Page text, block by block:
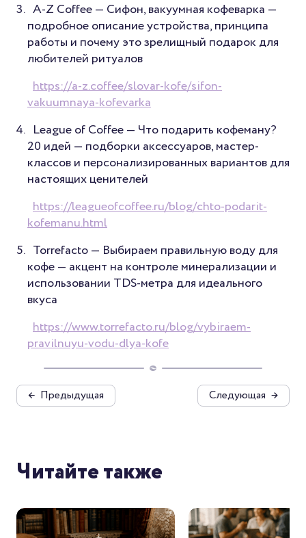
A-Z Coffee — Сифон, вакуумная кофеварка —
подробное описание устройства, принципа
работы и почему это зрелищный подарок для
любителей ритуалов
https://a-z.coffee/slovar-kofe/sifon-
vakuumnaya-kofevarka
League of Coffee — Что подарить кофеману?
20 идей — подборки аксессуаров, мастер-
классов и персонализированных вариантов для
настоящих ценителей
https://leagueofcoffee.ru/blog/chto-podarit-
kofemanu.html
Torrefacto — Выбираем правильную воду для
кофе — акцент на контроле минерализации и
использовании TDS-метра для идеального
вкуса
https://www.torrefacto.ru/blog/vybiraem-
pravilnuyu-vodu-dlya-kofe
← Предыдущая Следующая →
Читайте также